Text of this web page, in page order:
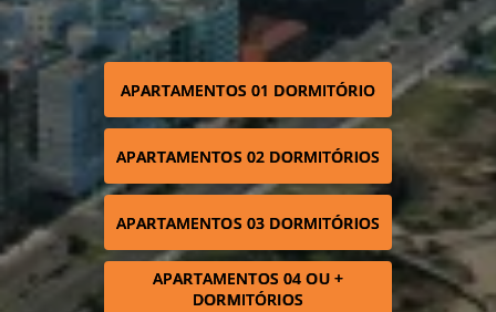
APARTAMENTOS 01 DORMITÓRIO
APARTAMENTOS 02 DORMITÓRIOS
APARTAMENTOS 03 DORMITÓRIOS
APARTAMENTOS 04 OU +
DORMITÓRIOS